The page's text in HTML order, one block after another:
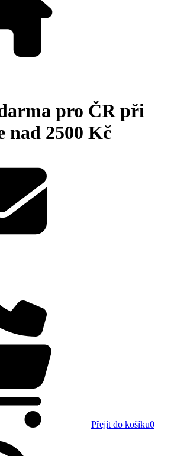
pro ČR při
nad 2500 Kč
Přejít do košíku0